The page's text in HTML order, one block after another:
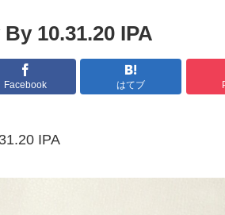
10.31.20 IPA
Facebook はてブ
IPA